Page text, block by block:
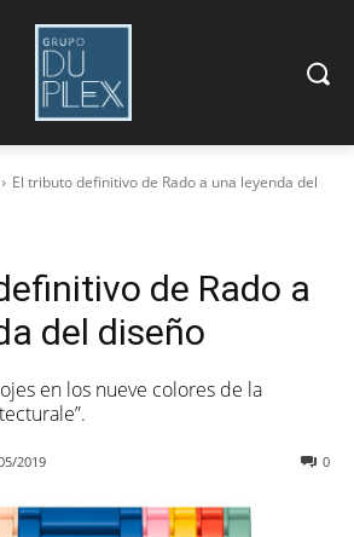
El tributo definitivo de Rado a una leyenda del
de Rado a
del diseño
en los nueve colores de la
2019 0